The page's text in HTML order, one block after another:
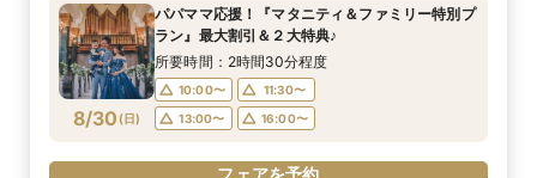
8/29(土)
10:00〜
11:30〜
13:00〜
16:00〜
フェアを予約
8/29(土)
10:00〜
11:30〜
13:00〜
16:00〜
フェアを予約
8/29(土)
10:00〜
11:30〜
13:00〜
16:00〜
フェアを予約
8/29(土)
10:00〜
11:30〜
13:00〜
16:00〜
フェアを予約
8/30 (日)
パパママ応援！『マタニティ＆ファミリー特別プ
ラン』最大割引＆２大特典♪
所要時間：2時間30分程度
10:00〜
11:30〜
13:00〜
16:00〜